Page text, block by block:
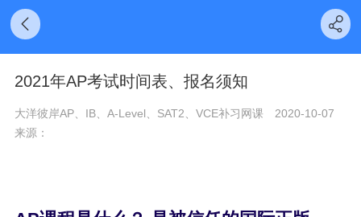
2021年AP考试时间表、报名须知
大洋彼岸AP、IB、A-Level、SAT2、VCE补习网课
2020-10-07
来源：